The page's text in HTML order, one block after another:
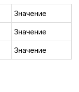
Значение
Значение
Значение